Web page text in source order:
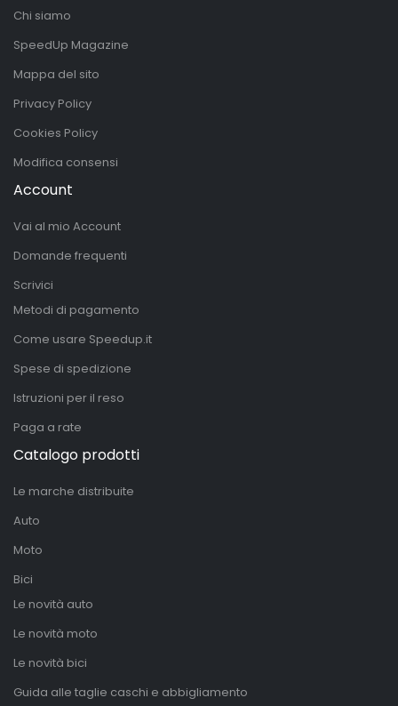
Chi siamo
SpeedUp Magazine
Mappa del sito
Privacy Policy
Cookies Policy
Modifica consensi
Account
Vai al mio Account
Domande frequenti
Scrivici
Metodi di pagamento
Come usare Speedup.it
Spese di spedizione
Istruzioni per il reso
Paga a rate
Catalogo prodotti
Le marche distribuite
Auto
Moto
Bici
Le novità auto
Le novità moto
Le novità bici
Guida alle taglie caschi e abbigliamento